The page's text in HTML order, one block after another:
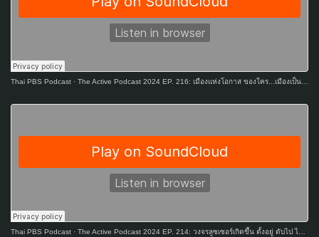
Thai PBS Podcast · The Active Podcast 2024 EP. 216: เมืองแห่งโอกาส ของใคร...เมืองเป็นธรรมสร้างได้กี่โมง
Thai PBS Podcast · The Active Podcast 2024 EP. 214: วงจรลูซเซอร์เกิดขึ้น ตั้งอยู่ ดับไป ไม่มีใครแพ้ตลอดไปและจะไม่เป็นเราตลอดกาล